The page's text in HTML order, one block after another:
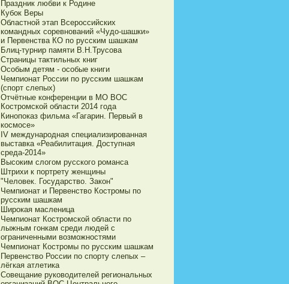
Праздник любви к Родине
Кубок Веры
Областной этап Всероссийских
командных соревнований «Чудо-шашки»
и Первенства КО по русским шашкам
Блиц-турнир памяти В.Н.Трусова
Страницы тактильных книг
Особым детям - особые книги
Чемпионат России по русским шашкам
(спорт слепых)
Отчётные конференции в МО ВОС
Костромской области 2014 года
Кинопоказ фильма «Гагарин. Первый в
космосе»
IV международная специализированная
выставка «Реабилитация. Доступная
среда-2014»
Высоким слогом русского романса
Штрихи к портрету женщины
"Человек. Государство. Закон"
Чемпионат и Первенство Костромы по
русским шашкам
Широкая масленица
Чемпионат Костромской области по
лыжным гонкам среди людей с
ограниченными возможностями
Чемпионат Костромы по русским шашкам
Первенство России по спорту слепых –
лёгкая атлетика
Совещание руководителей региональных